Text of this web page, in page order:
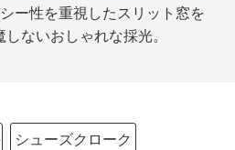
ー性を重視したスリット窓を
ないおしゃれな採光。
シューズクローク